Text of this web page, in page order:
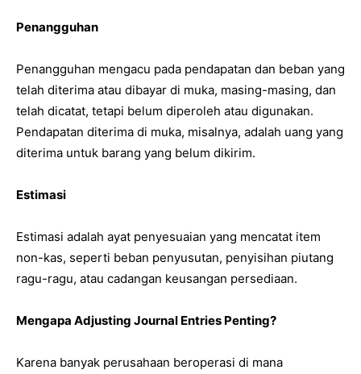
Penangguhan
Penangguhan mengacu pada pendapatan dan beban yang
telah diterima atau dibayar di muka, masing-masing, dan
telah dicatat, tetapi belum diperoleh atau digunakan.
Pendapatan diterima di muka, misalnya, adalah uang yang
diterima untuk barang yang belum dikirim.
Estimasi
Estimasi adalah ayat penyesuaian yang mencatat item
non-kas, seperti beban penyusutan, penyisihan piutang
ragu-ragu, atau cadangan keusangan persediaan.
Mengapa Adjusting Journal Entries Penting?
Karena banyak perusahaan beroperasi di mana